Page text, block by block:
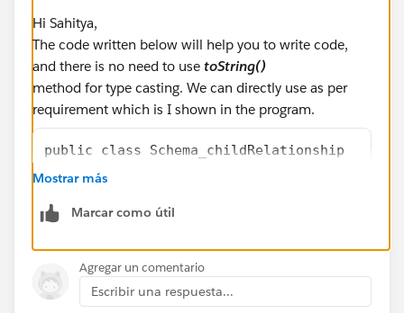
Hi Sahitya,
The code written below will help you to write code,
and there is no need to use toString()
method for type casting. We can directly use as per
requirement which is I shown in the program.
public class Schema_childRelationship
    public void m1()
List<Schema.ChildRelationship>
for(Schema.ChildRelationship
Mostrar más
Marcar como útil
Agregar un comentario
Escribir una respuesta...